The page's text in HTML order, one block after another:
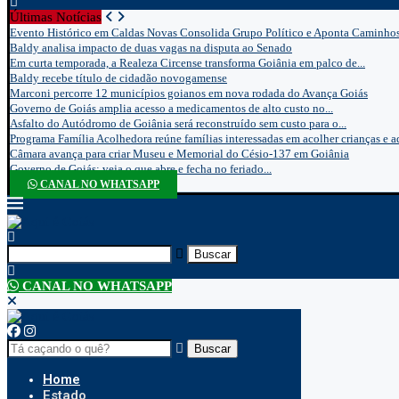
Últimas Notícias
Evento Histórico em Caldas Novas Consolida Grupo Político e Aponta
Baldy analisa impacto de duas vagas na disputa ao Senado
Em curta temporada, a Realeza Circense transforma Goiânia em palco de...
Baldy recebe título de cidadão novogamense
Marconi percorre 12 municípios goianos em nova rodada do Avança Goiás
Governo de Goiás amplia acesso a medicamentos de alto custo no...
Asfalto do Autódromo de Goiânia será reconstruído sem custo para o...
Programa Família Acolhedora reúne famílias interessadas em acolher crianças e
Câmara avança para criar Museu e Memorial do Césio-137 em Goiânia
Governo de Goiás: veja o que abre e fecha no feriado...
CANAL NO WHATSAPP
Buscar
CANAL NO WHATSAPP
Buscar
Home
Estado